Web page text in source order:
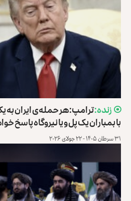
ترامپ: هر حمله‌ی ایران به
با بمباران یک پل و یا نیروگاه پاسخ
۳۱ سرطان ۱۴۰۵ - ۲۲ جولای ۲۰۲۶